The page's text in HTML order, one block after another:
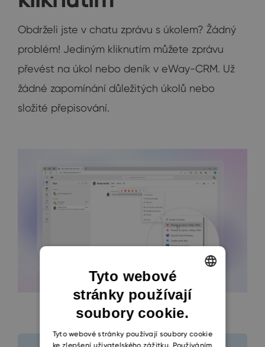
Obdrželi jste v chatu zprávu s úkolem? Žádný
problém! Jediným kliknutím můžete zprávu
převést na úkol nebo deník v eWay-CRM. Už
žádné zapomínání důležitých úkolů nebo
složité přepisování.
ENGLISH
CZECH
SLOVAK
Tyto webové
stránky používají
soubory cookie.
Tyto webové stránky používají soubory cookie
ke zlepšení uživatelského zážitku. Používáním